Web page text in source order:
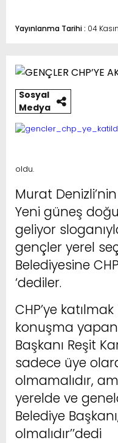
Yayınlanma Tarihi : 04
Sosyal
Medya
oldu.
Murat
Yeni güneş
geliyor
gençler yerel
Belediyesine
‘dediler.
CHP’ye
konuşma
Başkanı Reşit
sadece üye
olmamalıdır,
yerelde ve
Belediye
olmalıdır’’dedi